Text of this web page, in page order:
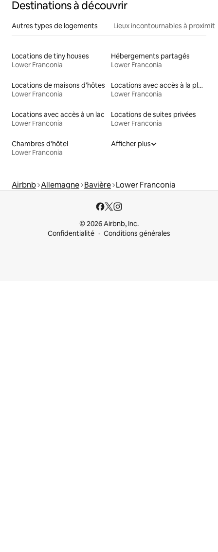
Destinations à découvrir
Autres types de logements Lieux incontournables à
Locations de tiny houses
Lower Franconia
Hébergements partagés
Lower Franconia
Locations de maisons d'hôtes
Lower Franconia
Locations avec accès à la plage
Lower Franconia
Locations avec accès à un lac
Lower Franconia
Locations de suites privées
Lower Franconia
Chambres d'hôtel
Lower Franconia
Afficher plus
Airbnb Allemagne Bavière Lower Franconia
© 2026 Airbnb, Inc.
Confidentialité
Conditions générales